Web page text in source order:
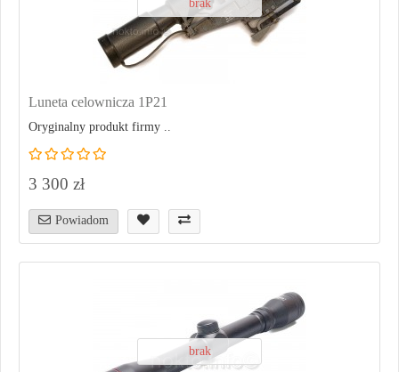
brak
Luneta celownicza 1P21
Oryginalny produkt firmy ..
3 300 zł
Powiadom
brak